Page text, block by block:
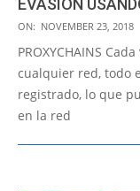
EVASIÓN
2018-
11-
23
ON: NOVEMBER 23, 2018
PROXYCHAINS
cualquier red, todo
registrado, lo que
en la red